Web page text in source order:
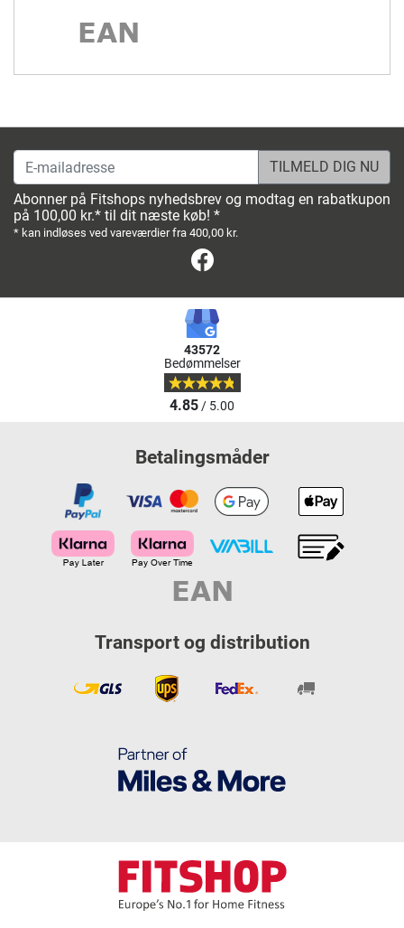
E-mailadresse
Abonner på Fitshops nyhedsbrev og modtag en rabatkupon
på 100,00 kr.* til dit næste køb! *
* kan indløses ved vareværdier fra 400,00 kr.
43572
Bedømmelser
4.85/ 5.00
Betalingsmåder
Transport og distribution